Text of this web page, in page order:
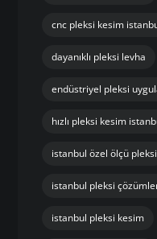
cnc pleksi kesim
dayanıklı pleksi levha
endüstriyel pleksi
hızlı pleksi kesim
istanbul özel ölçü pleksi
istanbul pleksi
istanbul pleksi kesim